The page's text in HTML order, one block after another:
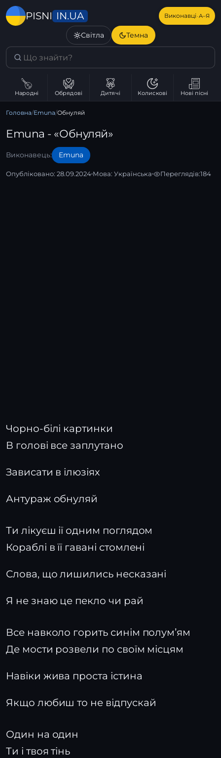
PISNI IN.UA Виконавці·А–Я
Світла Темна
Народні Обрядові Дитячі Колискові Нові пісні
Головна/Emuna/Обнуляй
Emuna - «Обнуляй»
Виконавець: Emuna
Опубліковано: 28.09.2024 Мова: Українська Переглядів:184
Чорно-білі картинки
В голові все заплутано
Зависати в ілюзіях
Антураж обнуляй
Ти лікуєш ії одним поглядом
Кораблі в її гавані стомлені
Слова, що лишились несказані
Я не знаю це пекло чи рай
Все навколо горить синім полумʼям
Де мости розвели по своїм місцям
Навіки жива проста істина
Якщо любиш то не відпускай
Один на один
Ти і твоя тінь